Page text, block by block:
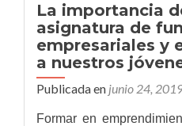
La importancia
asignatura de
empresariales y
a nuestros
Publicada en junio 24,
Formar en